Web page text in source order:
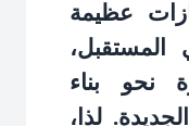
عظيمة
المستقبل،
نحو بناء
لذا،